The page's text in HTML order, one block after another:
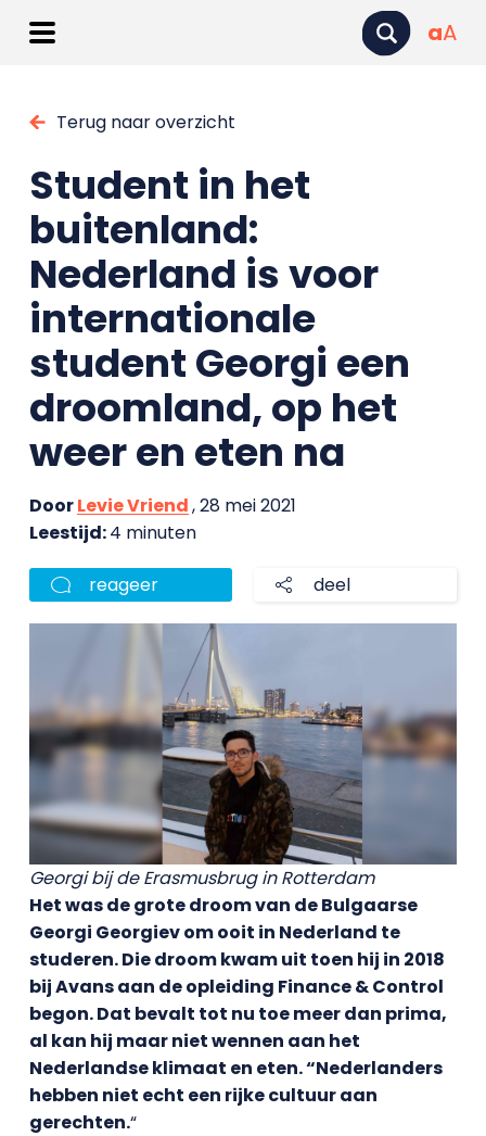
aA
Terug naar overzicht
Student in het
buitenland:
Nederland is voor
internationale
student Georgi een
droomland, op het
weer en eten na
DoorLevie Vriend, 28 mei 2021
Leestijd:4 minuten
reageer deel
Georgi bij de Erasmusbrug in Rotterdam
Het was de grote droom van de Bulgaarse
Georgi Georgiev om ooit in Nederland te
studeren. Die droom kwam uit toen hij in 2018
bij Avans aan de opleiding Finance & Control
begon. Dat bevalt tot nu toe meer dan prima,
al kan hij maar niet wennen aan het
Nederlandse klimaat en eten. “Nederlanders
hebben niet echt een rijke cultuur aan
gerechten.“